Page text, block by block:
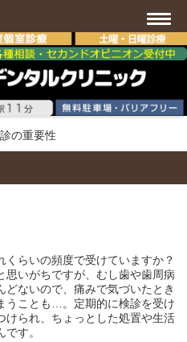
の重要性
らいの頻度で受けていますか？
思いがちですが、むし歯や歯周病
ないので、痛みで気づいたとき
うことも…。定期的に検診を受け
けられ、ちょっとした処置や生活
す。